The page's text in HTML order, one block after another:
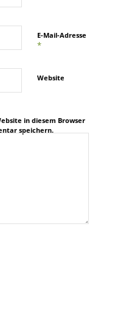
E-Mail-Adresse
*
Website
in diesem Browser
speichern.